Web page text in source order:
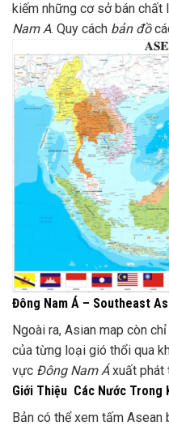
kiếm những cơ sở bán chất
Nam A. Quy cách bản đồ
Đông Nam Á – Southeast
Ngoài ra, Asian map còn
của từng loại gió thổi qua
vực Đông Nam Á xuất phát
Giới Thiệu Các Nước Trong
Bản có thể xem tấm